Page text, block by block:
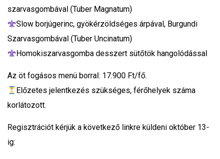
szarvasgombával (Tuber Magnatum)
Slow borjúgerinc, gyökérzöldséges árpával, Burgundi
Szarvasgombával (Tuber Uncinatum)
Homokiszarvasgomba desszert sütőtök hangolódással
Az öt fogásos menü borral: 17.900 Ft/fő.
Előzetes jelentkezés szükséges, férőhelyek száma
korlátozott.
Regisztrációt kérjük a következő linkre küldeni október 13-
ig: